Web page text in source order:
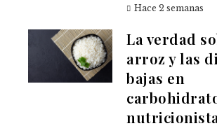
Hace 2 semanas
La verdad
arroz y las
bajas en